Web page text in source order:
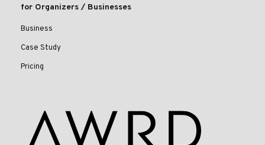
for Organizers / Businesses
Business
Case Study
Pricing